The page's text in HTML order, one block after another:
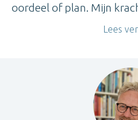
oordeel of plan. Mijn
Lees